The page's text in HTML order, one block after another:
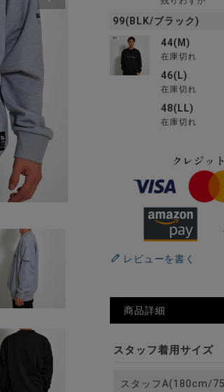
99(BLK/ブラック)
44(M)
在庫切れ
46(L)
在庫切れ
48(LL)
在庫切れ
レビューを書く
商品詳細
スタッフ着用サイズ
スタッフA(180cm/